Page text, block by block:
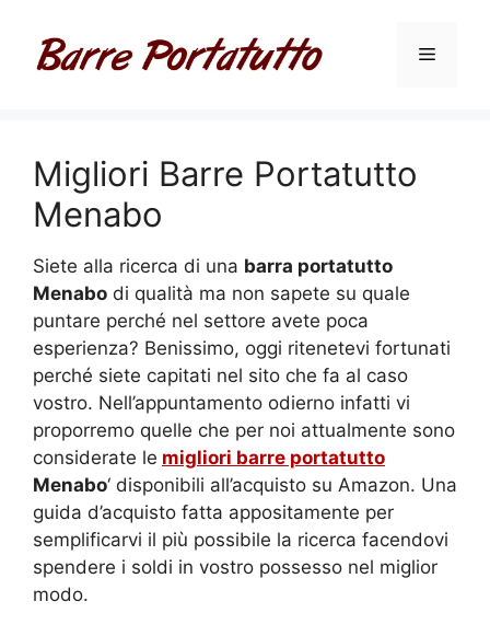
contenuto
Menu
Migliori Barre Portatutto
Menabo
Siete alla ricerca di una barra portatutto
Menabo di qualità ma non sapete su quale
puntare perché nel settore avete poca
esperienza? Benissimo, oggi ritenetevi fortunati
perché siete capitati nel sito che fa al caso
vostro. Nell’appuntamento odierno infatti vi
proporremo quelle che per noi attualmente sono
considerate le migliori barre portatutto
Menabo‘ disponibili all’acquisto su Amazon. Una
guida d’acquisto fatta appositamente per
semplificarvi il più possibile la ricerca facendovi
spendere i soldi in vostro possesso nel miglior
modo.